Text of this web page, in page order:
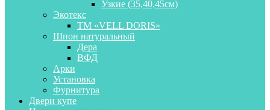
Узкие (35,40,45см)
Экотекс
ТМ «VELL DORIS»
Шпон натуральный
Дера
ВФД
Арки
Установка
Фурнитура
Двери купе